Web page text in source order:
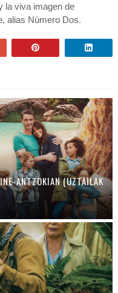
la viva imagen de
alias Número Dos.
ANTZOKIAN (UZTAILAK